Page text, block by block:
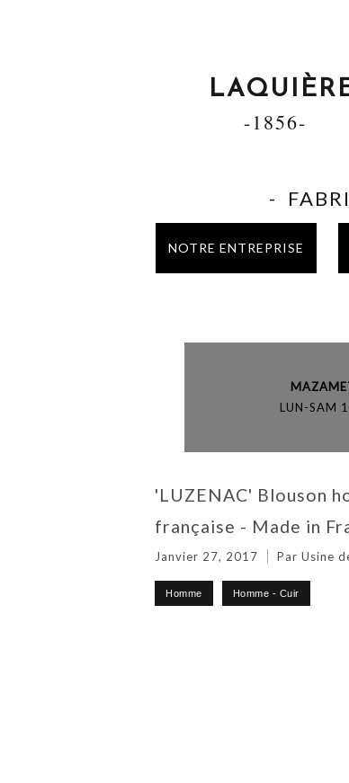
-1856-
-
LUN-SAM
NOTRE ENTREPRISE
'LUZENAC' Blouson
française - Made in
Janvier 27, 2017 Par Usine